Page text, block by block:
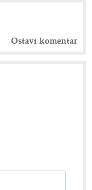
Ostavi komentar